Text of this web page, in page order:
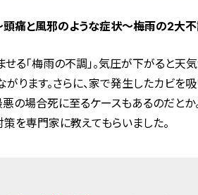
頭痛と風邪のような症状〜梅雨の2大不
る「梅雨の不調」。気圧が下がると天
ります。さらに、家で発生したカビを
の場合死に至るケースもあるのだとか
を専門家に教えてもらいました。